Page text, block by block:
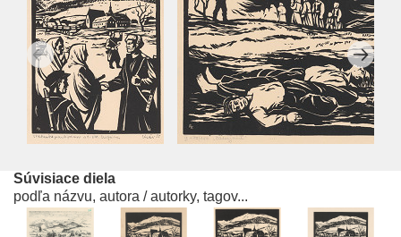
Súvisiace diela
podľa názvu, autora / autorky, tagov...